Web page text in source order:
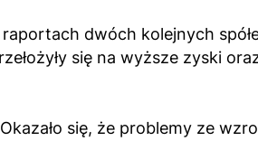
dwóch kolejnych
się na wyższe zyski
się, że problemy ze